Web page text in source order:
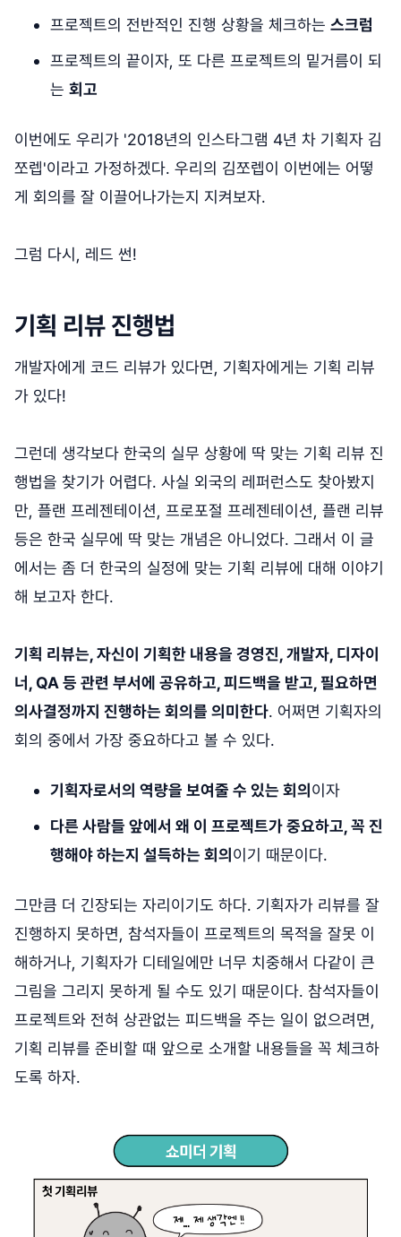
프로젝트의 전반적인 진행 상황을 체크하는 스크럼
프로젝트의 끝이자, 또 다른 프로젝트의 밑거름이 되
는 회고
이번에도 우리가 '2018년의 인스타그램 4년 차 기획자 김
쪼렙'이라고 가정하겠다. 우리의 김쪼렙이 이번에는 어떻
게 회의를 잘 이끌어나가는지 지켜보자.
그럼 다시, 레드 썬!
기획 리뷰 진행법
개발자에게 코드 리뷰가 있다면, 기획자에게는 기획 리뷰
가 있다!
그런데 생각보다 한국의 실무 상황에 딱 맞는 기획 리뷰 진
행법을 찾기가 어렵다. 사실 외국의 레퍼런스도 찾아봤지
만, 플랜 프레젠테이션, 프로포절 프레젠테이션, 플랜 리뷰
등은 한국 실무에 딱 맞는 개념은 아니었다. 그래서 이 글
에서는 좀 더 한국의 실정에 맞는 기획 리뷰에 대해 이야기
해 보고자 한다.
기획 리뷰는, 자신이 기획한 내용을 경영진, 개발자, 디자이
너, QA 등 관련 부서에 공유하고, 피드백을 받고, 필요하면
의사결정까지 진행하는 회의를 의미한다. 어쩌면 기획자의
회의 중에서 가장 중요하다고 볼 수 있다.
기획자로서의 역량을 보여줄 수 있는 회의 이자
다른 사람들 앞에서 왜 이 프로젝트가 중요하고, 꼭 진
행해야 하는지 설득하는 회의 이기 때문이다.
그만큼 더 긴장되는 자리이기도 하다. 기획자가 리뷰를 잘
진행하지 못하면, 참석자들이 프로젝트의 목적을 잘못 이
해하거나, 기획자가 디테일에만 너무 치중해서 다같이 큰
그림을 그리지 못하게 될 수도 있기 때문이다. 참석자들이
프로젝트와 전혀 상관없는 피드백을 주는 일이 없으려면,
기획 리뷰를 준비할 때 앞으로 소개할 내용들을 꼭 체크하
도록 하자.